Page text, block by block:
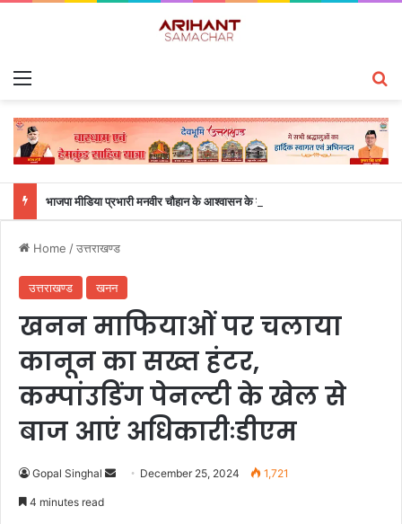
Home /उत्तराखण्ड
उत्तराखण्ड खनन
खनन माफियाओं पर चलाया
कानून का सख्त हंटर,
कम्पांउडिंग पेनल्टी के खेल से
बाज आएं अधिकारीःडीएम
Gopal Singhal December 25, 2024 1,721
4 minutes read